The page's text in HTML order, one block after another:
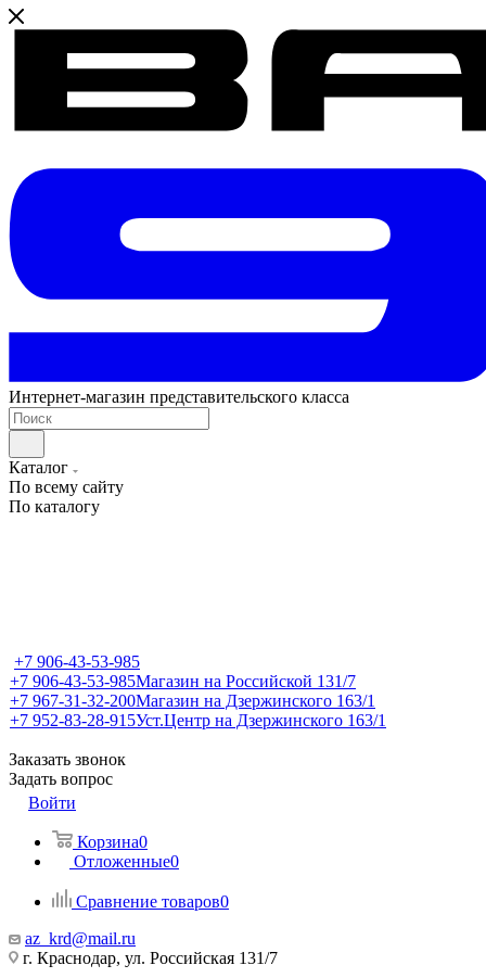
Интернет-магазин представительского класса
Каталог
По всему сайту
По каталогу
+7 906-43-53-985
+7 906-43-53-985Магазин на Российской 131/7
+7 967-31-32-200Магазин на Дзержинского 163/1
+7 952-83-28-915Уст.Центр на Дзержинского 163/1
Заказать звонок
Задать вопрос
Войти
Корзина0
Отложенные0
Сравнение товаров0
az_krd@mail.ru
г. Краснодар, ул. Российская 131/7